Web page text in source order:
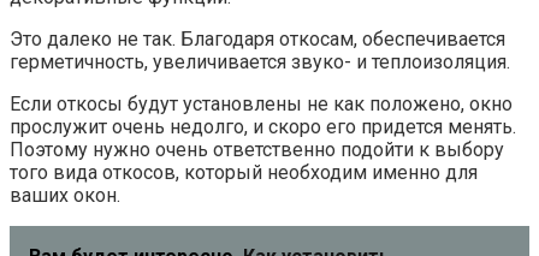
Это далеко не так. Благодаря откосам, обеспечивается
герметичность, увеличивается звуко- и теплоизоляция.
Если откосы будут установлены не как положено, окно
прослужит очень недолго, и скоро его придется менять.
Поэтому нужно очень ответственно подойти к выбору
того вида откосов, который необходим именно для
ваших окон.